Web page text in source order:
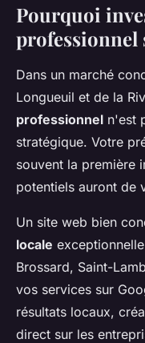
Pourquoi
professionnel
Dans un marché
Longueuil et de la
professionnel n'est
stratégique. Votre
souvent la première
potentiels auront de
Un site web bien
locale
Brossard, Saint-
vos services sur
résultats locaux,
direct sur les